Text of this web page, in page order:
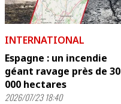
INTERNATIONAL
Espagne : un incendie
géant ravage près de 30
000 hectares
2026/07/23 18:40